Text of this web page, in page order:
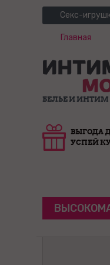
Секс-
Главная
БЕЛЬЕ И
ВЫГОДА
УСПЕЙ